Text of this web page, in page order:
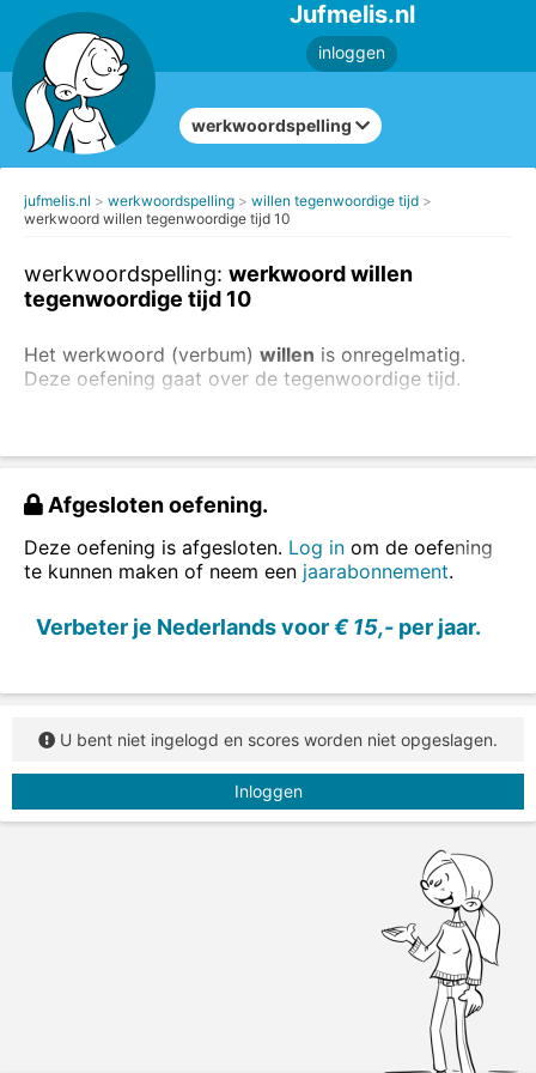
Jufmelis.nl
inloggen
werkwoordspelling
jufmelis.nl werkwoordspelling
willen tegenwoordige tijd
werkwoord willen tegenwoordige tijd 10
werkwoordspelling: werkwoord willen
tegenwoordige tijd 10
Het werkwoord (verbum) willen is onregelmatig.
Deze oefening gaat over de tegenwoordige tijd.
Vul in: 'willen' in de tegenwoordige tijd.
Afgesloten oefening.
Deze oefening is afgesloten. Log in om de oefening
te kunnen maken of neem een jaarabonnement.
Verbeter je Nederlands voor€ 15,- per jaar.
U bent niet ingelogd en scores worden niet opgeslagen.
Inloggen